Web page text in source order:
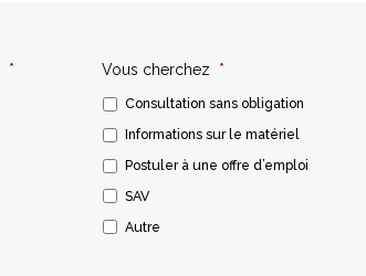
* Vous cherchez *
Consultation sans obligation
Informations sur le matériel
Postuler à une offre d’emploi
SAV
Autre